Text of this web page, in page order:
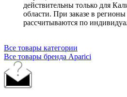
действительны только для
области. При заказе в
рассчитываются по
Все товары категории
Все товары бренда Aparici